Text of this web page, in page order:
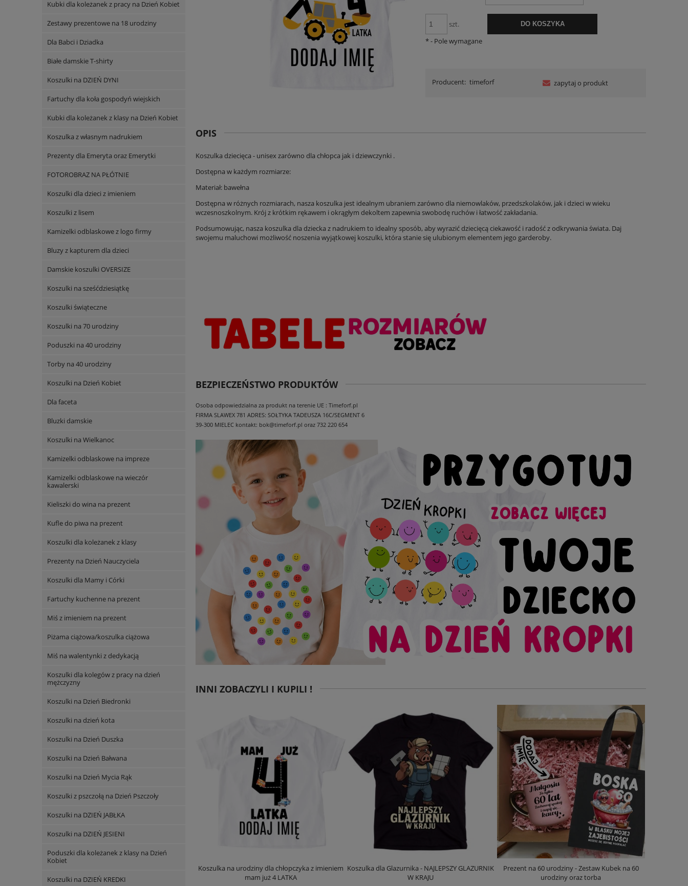
Kubki dla koleżanek z pracy na Dzień Kobiet
Zestawy prezentowe na 18 urodziny
Dla Babci i Dziadka
Białe damskie T-shirty
Koszulki na DZIEŃ DYNI
Fartuchy dla koła gospodyń wiejskich
Kubki dla koleżanek z klasy na Dzień Kobiet
Koszulka z własnym nadrukiem
Prezenty dla Emeryta oraz Emerytki
FOTOROBRAZ NA PŁÓTNIE
Koszulki dla dzieci z imieniem
Koszulki z lisem
Kamizelki odblaskowe z logo firmy
Bluzy z kapturem dla dzieci
Damskie koszulki OVERSIZE
Koszulki na sześćdziesiątkę
Koszulki świąteczne
Koszulki na 70 urodziny
Poduszki na 40 urodziny
Torby na 40 urodziny
Koszulki na Dzień Kobiet
Dla faceta
Bluzki damskie
Koszulki na Wielkanoc
Kamizelki odblaskowe na impreze
Kamizelki odblaskowe na wieczór
kawalerski
Kieliszki do wina na prezent
Kufle do piwa na prezent
Koszulki dla koleżanek z klasy
Prezenty na Dzień Nauczyciela
Koszulki dla Mamy i Córki
Fartuchy kuchenne na prezent
Miś z imieniem na prezent
Piżama ciążowa/koszulka ciążowa
Miś na walentynki z dedykacją
Koszulki dla kolegów z pracy na dzień
mężczyzny
Koszulki na Dzień Biedronki
Koszulki na dzień kota
Koszulki na Dzień Duszka
Koszulki na Dzień Bałwana
Koszulki na Dzień Mycia Rąk
Koszulki z pszczołą na Dzień Pszczoły
Koszulki na DZIEŃ JABŁKA
Koszulki na DZIEŃ JESIENI
Poduszki dla koleżanek z klasy na Dzień
Kobiet
Koszulki na DZIEŃ KREDKI
szt. DO KOSZYKA
*- Pole wymagane
Producent: timeforf zapytaj o produkt
OPIS
Koszulka dziecięca - unisex zarówno dla chłopca jak i dziewczynki .
Dostępna w każdym rozmiarze:
Materiał: bawełna
Dostępna w różnych rozmiarach, nasza koszulka jest idealnym ubraniem zarówno dla niemowlaków, przedszkolaków, jak i dzieci w wieku
wczesnoszkolnym. Krój z krótkim rękawem i okrągłym dekoltem zapewnia swobodę ruchów i łatwość zakładania.
Podsumowując, nasza koszulka dla dziecka z nadrukiem to idealny sposób, aby wyrazić dziecięcą ciekawość i radość z odkrywania świata. Daj
swojemu maluchowi możliwość noszenia wyjątkowej koszulki, która stanie się ulubionym elementem jego garderoby.
BEZPIECZEŃSTWO PRODUKTÓW
Osoba odpowiedzialna za produkt na terenie UE : Timeforf.pl
FIRMA SLAWEX 781 ADRES: SOŁTYKA TADEUSZA 16C/SEGMENT 6
39-300 MIELEC kontakt: bok@timeforf.pl oraz 732 220 654
INNI ZOBACZYLI I KUPILI !
Koszulka na urodziny dla chłopczyka z imieniem
mam już 4 LATKA
Koszulka dla Glazurnika - NAJLEPSZY GLAZURNIK
W KRAJU
Prezent na 60 urodziny - Zestaw Kubek na 60
urodziny oraz torba